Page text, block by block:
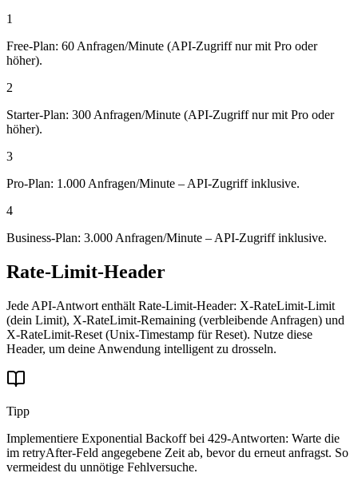
1
Free-Plan: 60 Anfragen/Minute (API-Zugriff nur mit Pro oder
höher).
2
Starter-Plan: 300 Anfragen/Minute (API-Zugriff nur mit Pro oder
höher).
3
Pro-Plan: 1.000 Anfragen/Minute – API-Zugriff inklusive.
4
Business-Plan: 3.000 Anfragen/Minute – API-Zugriff inklusive.
Rate-Limit-Header
Jede API-Antwort enthält Rate-Limit-Header: X-RateLimit-Limit
(dein Limit), X-RateLimit-Remaining (verbleibende Anfragen) und
X-RateLimit-Reset (Unix-Timestamp für Reset). Nutze diese
Header, um deine Anwendung intelligent zu drosseln.
Tipp
Implementiere Exponential Backoff bei 429-Antworten: Warte die
im retryAfter-Feld angegebene Zeit ab, bevor du erneut anfragst. So
vermeidest du unnötige Fehlversuche.